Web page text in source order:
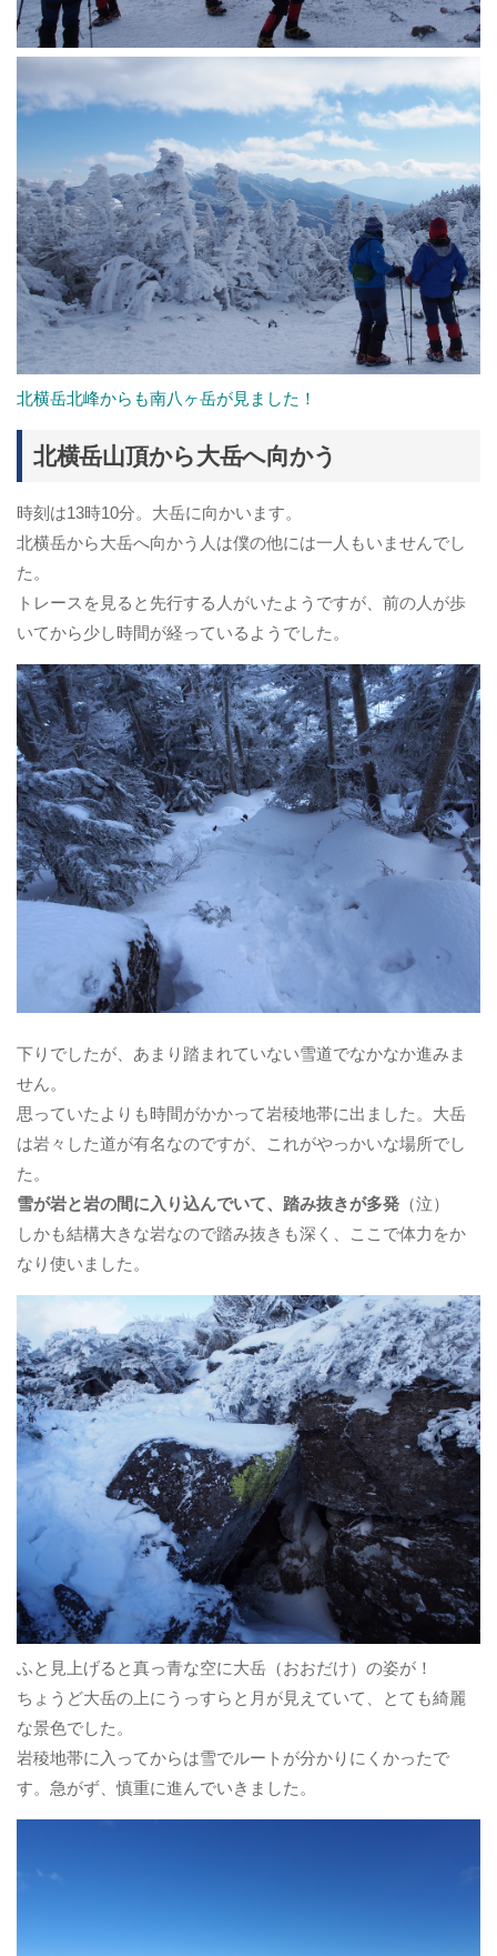
北横岳北峰からも南八ヶ岳が見ました！
北横岳山頂から大岳へ向かう
時刻は13時10分。大岳に向かいます。
北横岳から大岳へ向かう人は僕の他には一人もいませんでし
た。
トレースを見ると先行する人がいたようですが、前の人が歩
いてから少し時間が経っているようでした。
下りでしたが、あまり踏まれていない雪道でなかなか進みま
せん。
思っていたよりも時間がかかって岩稜地帯に出ました。大岳
は岩々した道が有名なのですが、これがやっかいな場所でし
た。
雪が岩と岩の間に入り込んでいて、踏み抜きが多発 （泣）
しかも結構大きな岩なので踏み抜きも深く、ここで体力をか
なり使いました。
ふと見上げると真っ青な空に大岳（おおだけ）の姿が！
ちょうど大岳の上にうっすらと月が見えていて、とても綺麗
な景色でした。
岩稜地帯に入ってからは雪でルートが分かりにくかったで
す。急がず、慎重に進んでいきました。